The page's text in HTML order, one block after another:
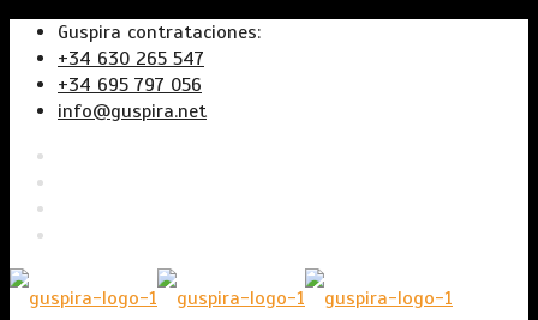
Guspira contrataciones:
+34 630 265 547
+34 695 797 056
info@guspira.net